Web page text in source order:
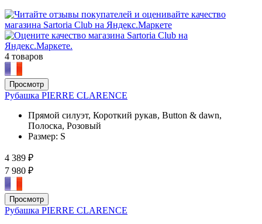
4 товаров
Просмотр
Рубашка PIERRE CLARENCE
Прямой силуэт, Короткий рукав, Button & dawn,
Полоска, Розовый
Размер: S
4 389 ₽
7 980 ₽
Просмотр
Рубашка PIERRE CLARENCE